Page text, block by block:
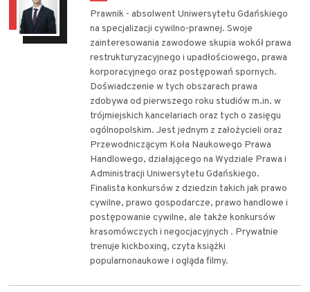
Prawnik - absolwent Uniwersytetu Gdańskiego
na specjalizacji cywilno-prawnej. Swoje
zainteresowania zawodowe skupia wokół prawa
restrukturyzacyjnego i upadłościowego, prawa
korporacyjnego oraz postępowań spornych.
Doświadczenie w tych obszarach prawa
zdobywa od pierwszego roku studiów m.in. w
trójmiejskich kancelariach oraz tych o zasięgu
ogólnopolskim. Jest jednym z założycieli oraz
Przewodniczącym Koła Naukowego Prawa
Handlowego, działającego na Wydziale Prawa i
Administracji Uniwersytetu Gdańskiego.
Finalista konkursów z dziedzin takich jak prawo
cywilne, prawo gospodarcze, prawo handlowe i
postępowanie cywilne, ale także konkursów
krasomówczych i negocjacyjnych . Prywatnie
trenuje kickboxing, czyta książki
popularnonaukowe i ogląda filmy.